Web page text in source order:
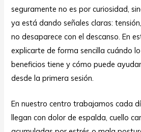
seguramente no es por curiosidad,
ya está dando señales claras:
no desaparece con el descanso. En
explicarte de forma sencilla cuándo
beneficios tiene y cómo puede
desde la primera sesión.
En nuestro centro trabajamos cada
llegan con dolor de espalda, cuello